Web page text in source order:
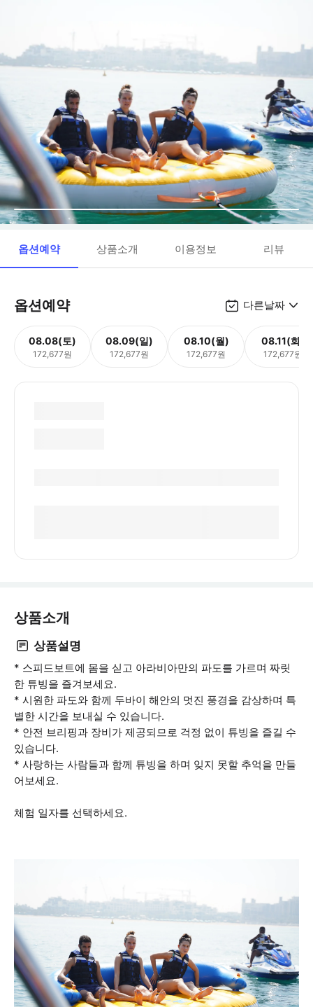
옵션예약 상품소개 이용정보 리뷰
옵션예약 다른날짜
08.08(토)
172,677원
08.09(일)
172,677원
08.10(월)
172,677원
08.11(화)
172,677원
상품소개
상품설명
* 스피드보트에 몸을 싣고 아라비아만의 파도를 가르며 짜릿
한 튜빙을 즐겨보세요.
* 시원한 파도와 함께 두바이 해안의 멋진 풍경을 감상하며 특
별한 시간을 보내실 수 있습니다.
* 안전 브리핑과 장비가 제공되므로 걱정 없이 튜빙을 즐길 수
있습니다.
* 사랑하는 사람들과 함께 튜빙을 하며 잊지 못할 추억을 만들
어보세요.
체험 일자를 선택하세요.